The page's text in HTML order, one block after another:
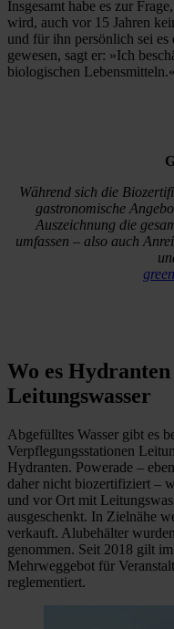
Insgesamt habe es zur
wird, auch vor 15 Jahren
und für ihn persönlich sei
gewesen, sagt er: »Ich
biologischen Lebensmitteln.«
Während sich die
gastronomische
Auszeichnung die
umfassen – also auch
Wo es
Leitungswasser
Abgefülltes Wasser gibt es
Verpflegungsstationen
Hydranten. Powerade –
daher nicht biozertifiziert –
und vor Ort mit
ausgeschenkt. In Zielnähe
verkauft. Alubehälter
genommen. Seit 2018 gilt
Mehrweggebot für
reglementiert.